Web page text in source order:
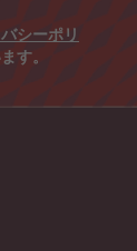
シーポリ
す。